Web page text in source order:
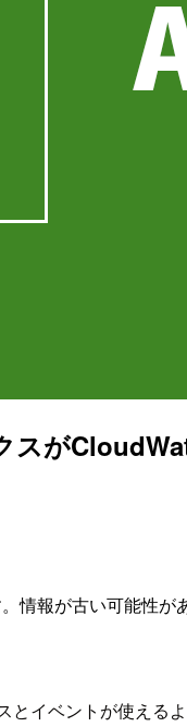
が
情報が古い可能性が
イベントが使える